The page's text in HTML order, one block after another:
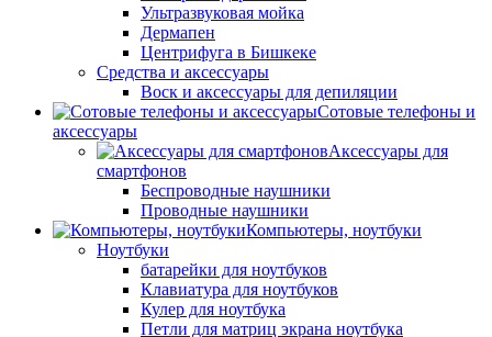
Ультразвуковая мойка
Дермапен
Центрифуга в Бишкеке
Средства и аксессуары
Воск и аксессуары для депиляции
Сотовые телефоны и
аксессуары
Аксессуары для
смартфонов
Беспроводные наушники
Проводные наушники
Компьютеры, ноутбуки
Ноутбуки
батарейки для ноутбуков
Клавиатура для ноутбуков
Кулер для ноутбука
Петли для матриц экрана ноутбука